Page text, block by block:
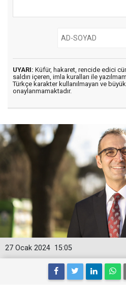
UYARI: Küfür, hakaret, rencide edici
saldırı içeren, imla kuralları ile
Türkçe karakter kullanılmayan ve
onaylanmamaktadır.
15:05
27 Ocak 2024